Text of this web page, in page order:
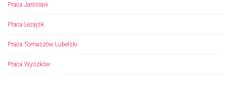
Praca Jarosław
Praca Leżajsk
Praca Tomaszów Lubelski
Praca Wyszków